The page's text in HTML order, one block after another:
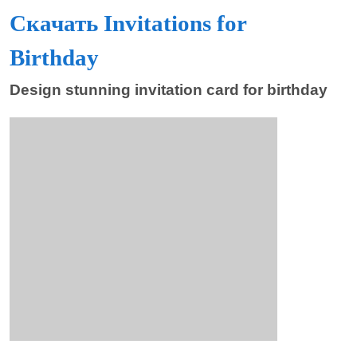
Скачать Invitations for
Birthday
Design stunning invitation card for birthday